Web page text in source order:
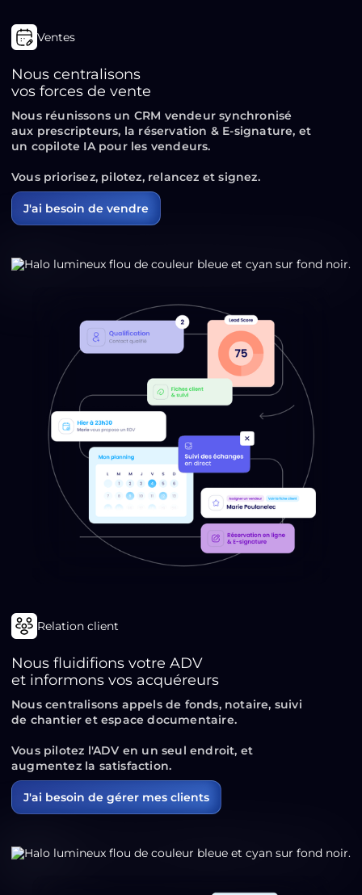
Ventes
Nous centralisons
vos forces de vente
Nous réunissons un CRM vendeur synchronisé
aux prescripteurs, la réservation & E-signature, et
un copilote IA pour les vendeurs.
Vous priorisez, pilotez, relancez et signez.
J'ai besoin de vendre
Relation client
Nous fluidifions votre ADV
et informons vos acquéreurs
Nous centralisons appels de fonds, notaire, suivi
de chantier et espace documentaire.
Vous pilotez l'ADV en un seul endroit, et
augmentez la satisfaction.
J'ai besoin de gérer mes clients